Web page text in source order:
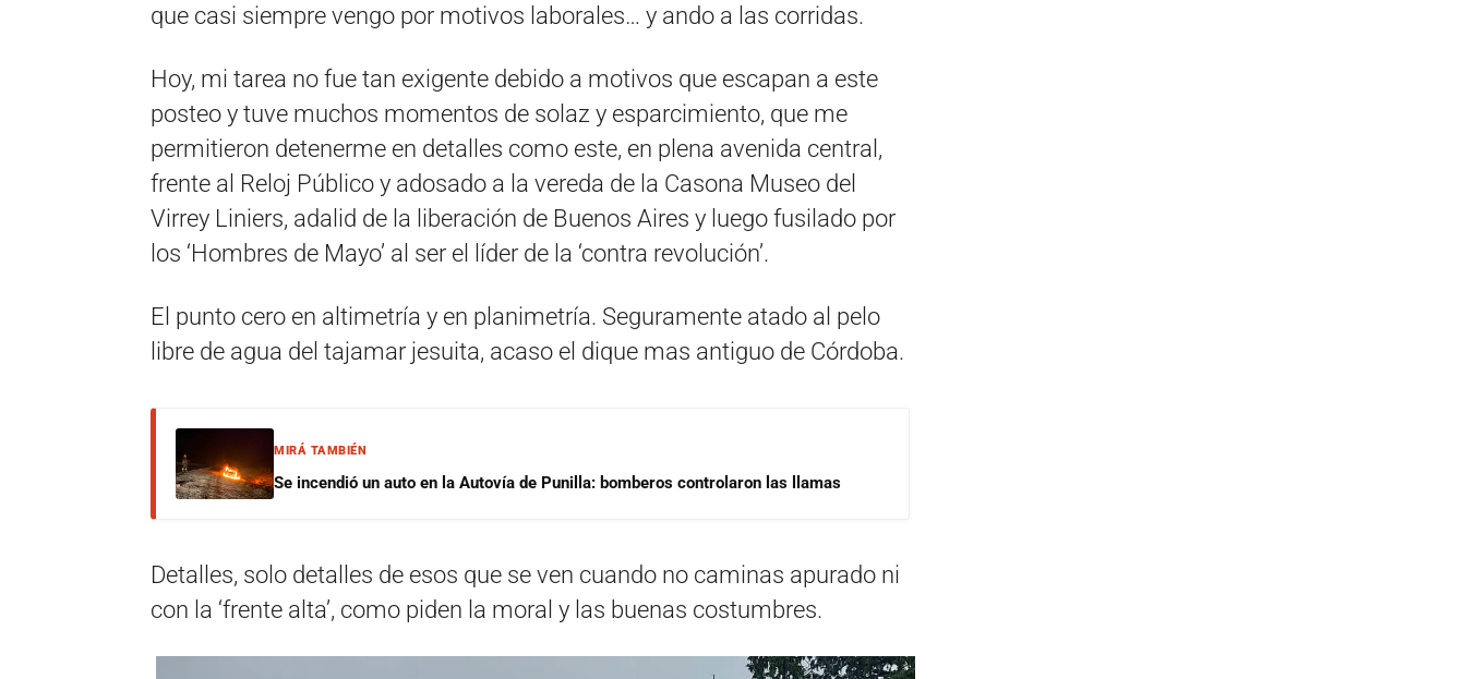
que casi siempre vengo por motivos laborales… y ando a las corridas.
Hoy, mi tarea no fue tan exigente debido a motivos que escapan a este
posteo y tuve muchos momentos de solaz y esparcimiento, que me
permitieron detenerme en detalles como este, en plena avenida central,
frente al Reloj Público y adosado a la vereda de la Casona Museo del
Virrey Liniers, adalid de la liberación de Buenos Aires y luego fusilado por
los ‘Hombres de Mayo’ al ser el líder de la ‘contra revolución’.
El punto cero en altimetría y en planimetría. Seguramente atado al pelo
libre de agua del tajamar jesuita, acaso el dique mas antiguo de Córdoba.
MIRÁ TAMBIÉN
Se incendió un auto en la Autovía de Punilla: bomberos controlaron las llamas
Detalles, solo detalles de esos que se ven cuando no caminas apurado ni
con la ‘frente alta’, como piden la moral y las buenas costumbres.